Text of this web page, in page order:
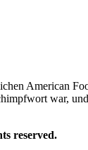
American
war,
reserved.